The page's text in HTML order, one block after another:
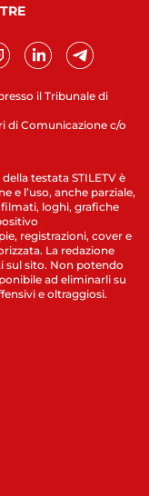
il Tribunale di
di Comunicazione c/o
testata STILETV è
e l’uso, anche parziale,
loghi, grafiche
registrazioni, cover e
La redazione
sul sito. Non potendo
ad eliminarli su
e oltraggiosi.